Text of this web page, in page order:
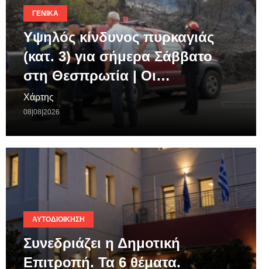
ΓΕΝΙΚΆ
Υψηλός κίνδυνος πυρκαγιάς
(κατ. 3) για σήμερα Σάββατο
στη Θεσπρωτία | Οι…
Χάρτης
08|08|2026
ΑΥΤΟΔΙΟΊΚΗΣΗ
Συνεδριάζει η Δημοτική
Επιτροπή. Τα 6 θέματα.